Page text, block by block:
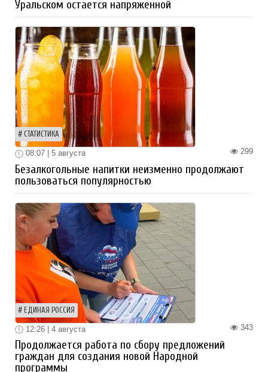
Уральском остается напряженной
СТАТИСТИКА
299
08:07 | 5 августа
Безалкогольные напитки неизменно продолжают
пользоваться популярностью
ЕДИНАЯ РОССИЯ
343
12:26 | 4 августа
Продолжается работа по сбору предложений
граждан для создания новой Народной
программы